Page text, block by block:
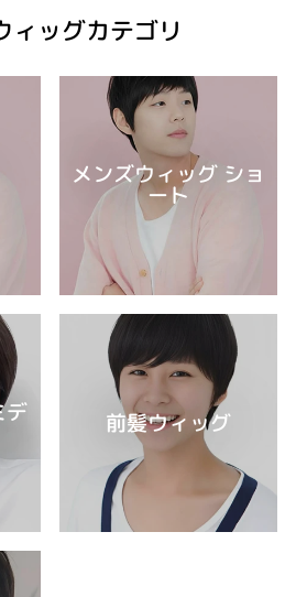
ィッグカテゴリ
メンズウィッグ ショ
ート
デ 前髪ウィッグ